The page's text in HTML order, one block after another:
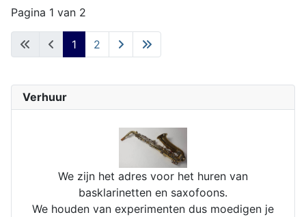
Verhuur
We zijn het adres voor het huren van
basklarinetten en saxofoons.
We houden van experimenten dus moedigen je
Pagina 1 van 2
1 2